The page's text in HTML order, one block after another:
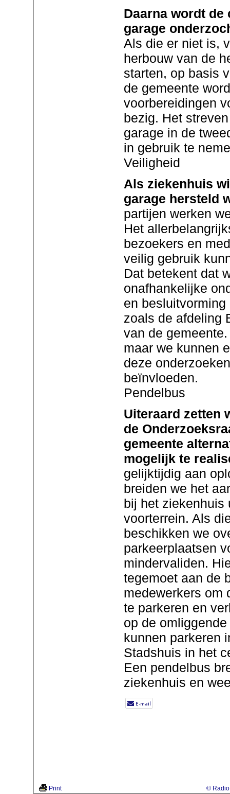
Daarna wordt
garage
Als die er niet is,
herbouw van de
starten, op basis
de gemeente
voorbereidingen
bezig. Het
garage in de
in gebruik te
Veiligheid
Als ziekenhuis
garage hersteld
partijen werken
Het
bezoekers en
veilig gebruik
Dat betekent dat
onafhankelijke
en
zoals de afdeling
van de
maar we kunnen
deze
beïnvloeden.
Pendelbus
Uiteraard zetten
de
gemeente
mogelijk te
gelijktijdig aan
breiden we het
bij het ziekenhuis
voorterrein. Als
beschikken we
parkeerplaatsen
mindervaliden.
tegemoet aan de
medewerkers om
te parkeren en
op de
kunnen parkeren
Stadshuis in het
Een pendelbus
ziekenhuis en
Print © Radio